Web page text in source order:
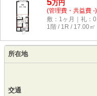
5万円
(管理費・共益費 -)
敷：1ヶ月｜礼：0
1階 / 1R / 17.00㎡
所在地
交通